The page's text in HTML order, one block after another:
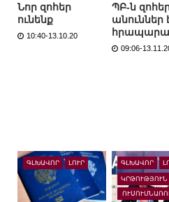
Նոր զոհեր
ունենք
10:40-13.10.20
ՊԲ-ն
անուններ
09:06-
ԳԼԽԱՎՈՐ ԼՈՒՐ ԳԼԽԱՎՈՐ
ԿՐԹՈՒԹՅՈՒՆ